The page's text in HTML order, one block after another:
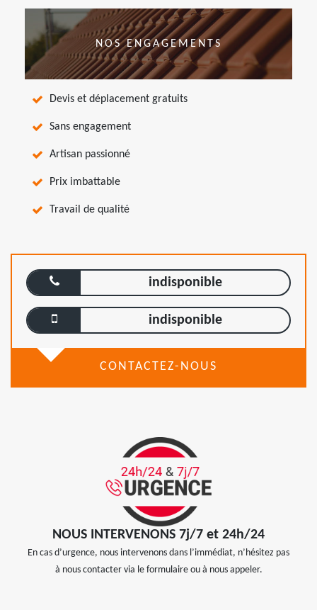
NOS ENGAGEMENTS
Devis et déplacement gratuits
Sans engagement
Artisan passionné
Prix imbattable
Travail de qualité
indisponible
indisponible
CONTACTEZ-NOUS
NOUS INTERVENONS 7j/7 et 24h/24
En cas d’urgence, nous intervenons dans l’immédiat, n’hésitez pas
à nous contacter via le formulaire ou à nous appeler.